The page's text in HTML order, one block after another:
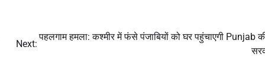
Next:
पहलगाम हमला: कश्मीर में फंसे पंजाबियों को घर पहुंचाएगी Punjab